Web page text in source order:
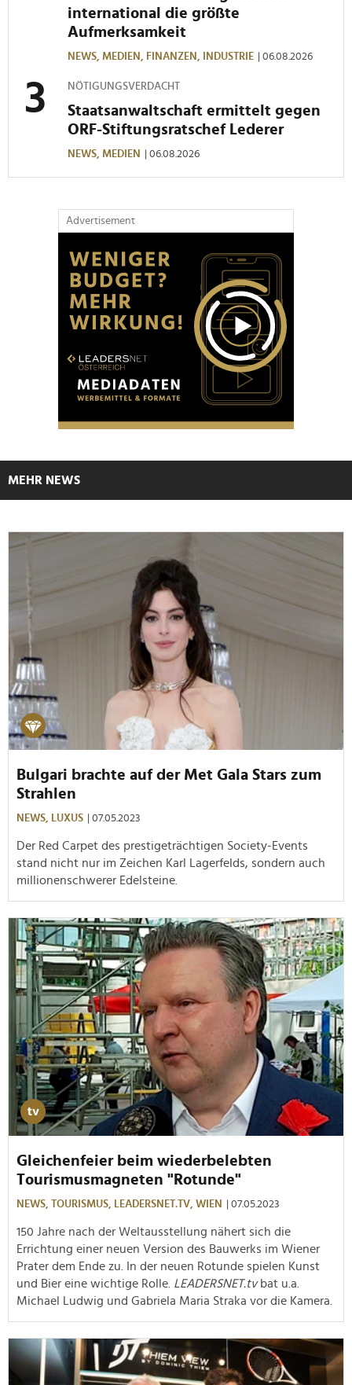
soziale Medien, Werbung und Analysen weiter. Unsere
Partner führen diese Informationen möglicherweise mit
weiteren Daten zusammen, die Sie ihnen bereitgestellt
haben oder die sie im Rahmen Ihrer Nutzung der Dienste
gesammelt haben.
international die größte
Aufmerksamkeit
NEWS, MEDIEN, FINANZEN, INDUSTRIE | 06.08.2026
NÖTIGUNGSVERDACHT
Staatsanwaltschaft ermittelt gegen
ORF-Stiftungsratschef Lederer
NEWS, MEDIEN | 06.08.2026
Advertisement
MEHR NEWS
Bulgari brachte auf der Met Gala Stars zum
Strahlen
NEWS, LUXUS | 07.05.2023
Der Red Carpet des prestigeträchtigen Society-Events
stand nicht nur im Zeichen Karl Lagerfelds, sondern auch
millionenschwerer Edelsteine.
Gleichenfeier beim wiederbelebten
Tourismusmagneten "Rotunde"
NEWS, TOURISMUS, LEADERSNET.TV, WIEN | 07.05.2023
150 Jahre nach der Weltausstellung nähert sich die
Errichtung einer neuen Version des Bauwerks im Wiener
Prater dem Ende zu. In der neuen Rotunde spielen Kunst
und Bier eine wichtige Rolle. LEADERSNET.tvbat u.a.
Michael Ludwig und Gabriela Maria Straka vor die Kamera.